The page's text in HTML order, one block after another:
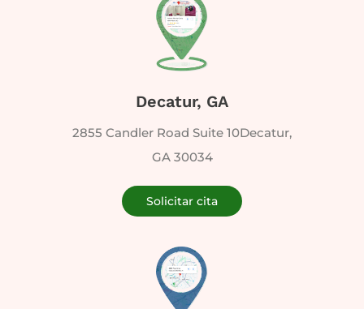
Decatur, GA
2855 Candler Road Suite 10Decatur,
GA 30034
Solicitar cita